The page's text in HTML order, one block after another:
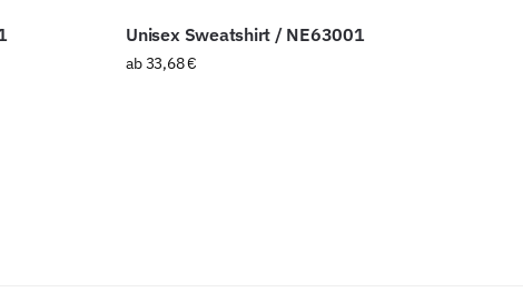
Unisex Sweatshirt / NE63001
ab33,68€